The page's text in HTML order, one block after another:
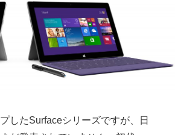
したSurfaceシリーズですが、日